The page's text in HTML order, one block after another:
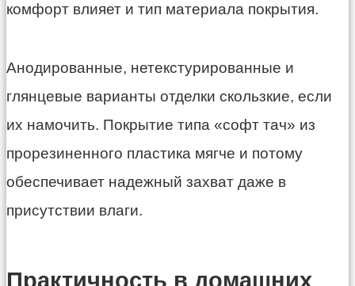
комфорт влияет и тип материала покрытия.
Анодированные, нетекстурированные и
глянцевые варианты отделки скользкие, если
их намочить. Покрытие типа «софт тач» из
прорезиненного пластика мягче и потому
обеспечивает надежный захват даже в
присутствии влаги.
Практичность в домашних